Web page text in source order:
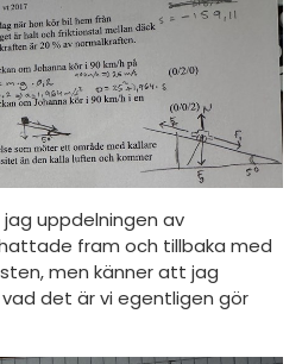
uppdelningen av
fram och tillbaka med
men känner att jag
det är vi egentligen gör
Allmänna diskussioner
Livehjälpen
Topplistor
Regler
För lärare
4 inloggade
Om Pluggakuten